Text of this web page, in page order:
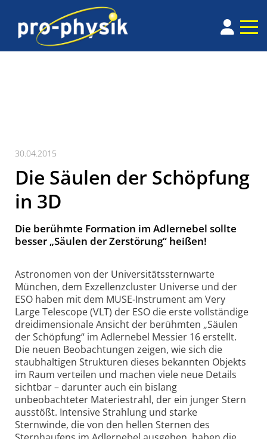
30.04.2015
Die Säulen der Schöpfung
in 3D
Die berühmte Formation im Adlernebel sollte
besser „Säulen der Zerstörung“ heißen!
Astronomen von der Universitätssternwarte
München, dem Exzellenzcluster Universe und der
ESO haben mit dem MUSE-Instrument am Very
Large Telescope (VLT) der ESO die erste vollständige
dreidimensionale Ansicht der berühmten „Säulen
der Schöpfung“ im Adlernebel Messier 16 erstellt.
Die neuen Beobachtungen zeigen, wie sich die
staubhaltigen Strukturen dieses bekannten Objekts
im Raum verteilen und machen viele neue Details
sichtbar – darunter auch ein bislang
unbeobachteter Materiestrahl, der ein junger Stern
ausstößt. Intensive Strahlung und starke
Sternwinde, die von den hellen Sternen des